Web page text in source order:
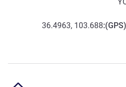
GPS
):
36.4963, 103.688